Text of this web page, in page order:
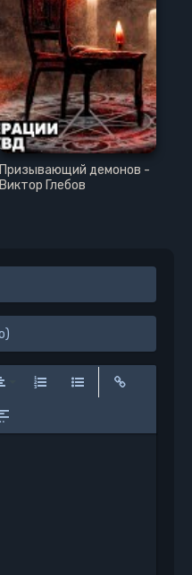
Призывающий демонов -
Виктор Глебов